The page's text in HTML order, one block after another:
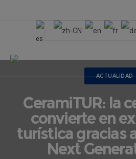
ACTUALIDAD
CeramiTUR: la
convierte en
turística gracias
Next